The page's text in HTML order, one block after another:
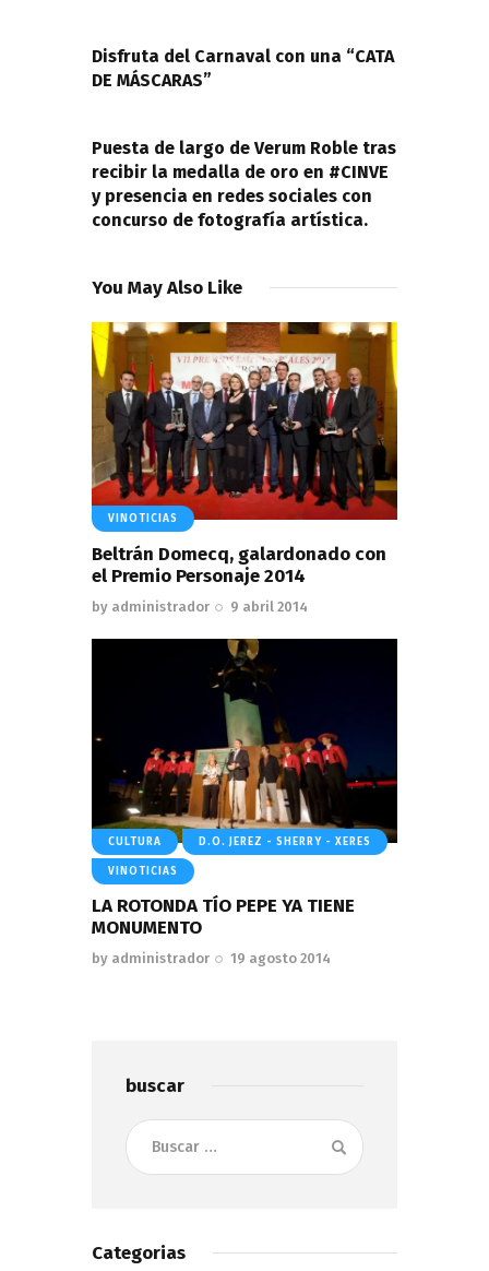
entradas
Disfruta del Carnaval con una “CATA
DE MÁSCARAS”
Puesta de largo de Verum Roble tras
recibir la medalla de oro en #CINVE
y presencia en redes sociales con
concurso de fotografía artística.
You May Also Like
VINOTICIAS
Beltrán Domecq, galardonado con
el Premio Personaje 2014
by administrador 9 abril 2014
CULTURA D.O. JEREZ - SHERRY - XERES
VINOTICIAS
LA ROTONDA TÍO PEPE YA TIENE
MONUMENTO
by administrador 19 agosto 2014
buscar
Buscar:
Categorias